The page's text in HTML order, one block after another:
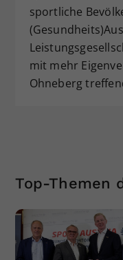
sportliche
mit mehr
Ohneberg
Top-Themen